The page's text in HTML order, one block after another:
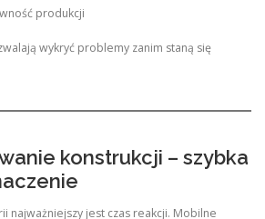
produkcji
wykryć problemy zanim staną się
konstrukcji – szybka
najważniejszy jest czas reakcji. Mobilne